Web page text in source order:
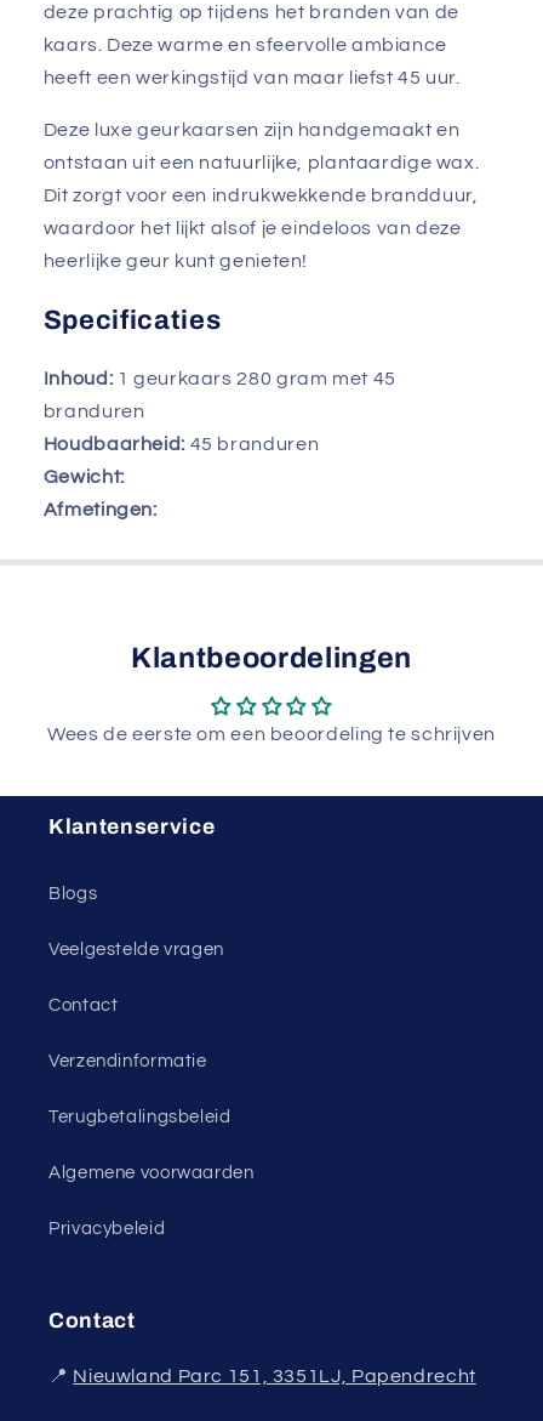
deze prachtig op tijdens het branden van de
kaars. Deze warme en sfeervolle ambiance
heeft een werkingstijd van maar liefst 45 uur.
Deze luxe geurkaarsen zijn handgemaakt en
ontstaan uit een natuurlijke, plantaardige wax.
Dit zorgt voor een indrukwekkende brandduur,
waardoor het lijkt alsof je eindeloos van deze
heerlijke geur kunt genieten!
Specificaties
Inhoud: 1 geurkaars 280 gram met 45
branduren
Houdbaarheid: 45 branduren
Gewicht:
Afmetingen:
Klantbeoordelingen
Wees de eerste om een beoordeling te schrijven
Klantenservice
Blogs
Veelgestelde vragen
Contact
Verzendinformatie
Terugbetalingsbeleid
Algemene voorwaarden
Privacybeleid
Contact
📍 Nieuwland Parc 151, 3351LJ, Papendrecht